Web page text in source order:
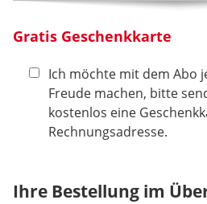
Gratis Geschenkkarte
Ich möchte mit dem Abo
Freude machen, bitte
kostenlos eine
Rechnungsadresse.
Ihre Bestellung im